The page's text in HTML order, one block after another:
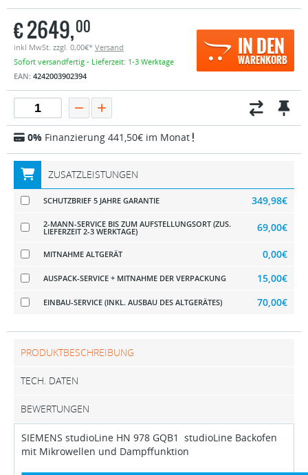
IN DEN
WARENKORB
€2649,00
inkl MwSt. zzgl. 0,00€* Versand
Sofort versandfertig - Lieferzeit: 1-3 Werktage
EAN: 4242003902394
0% Finanzierung 441,50€ im Monat
ZUSATZLEISTUNGEN
SCHUTZBRIEF 5 JAHRE GARANTIE 349,98€
2-MANN-SERVICE BIS ZUM AUFSTELLUNGSORT (ZUS.
LIEFERZEIT 2-3 WERKTAGE) 69,00€
MITNAHME ALTGERÄT 0,00€
AUSPACK-SERVICE + MITNAHME DER VERPACKUNG 15,00€
EINBAU-SERVICE (INKL. AUSBAU DES ALTGERÄTES) 70,00€
PRODUKTBESCHREIBUNG
TECH. DATEN
BEWERTUNGEN
SIEMENS studioLine HN 978 GQB1 studioLine Backofen
mit Mikrowellen und Dampffunktion